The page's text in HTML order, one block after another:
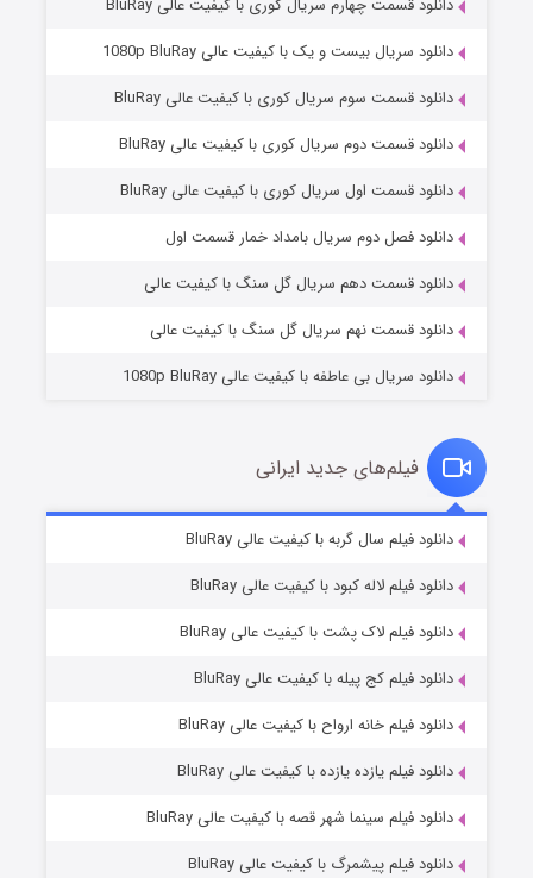
مردگان متحرک: شهر مرده ۳
قسمت۲ (زیرنویس) منتشر شد
قسمت۷ (زیرنویس) منتشر شد
دانلود سریال بیست و یک با کیفیت عالی 1080p BluRay
دانلود قسمت سوم سریال کوری با کیفیت عالی BluRay
دانلود قسمت دوم سریال کوری با کیفیت عالی BluRay
دانلود قسمت اول سریال کوری با کیفیت عالی BluRay
دانلود فصل دوم سریال بامداد خمار قسمت اول
دانلود قسمت دهم سریال گل سنگ با کیفیت عالی
دانلود قسمت نهم سریال گل سنگ با کیفیت عالی
دانلود سریال بی عاطفه با کیفیت عالی 1080p BluRay
فیلم‌های جدید ایرانی
دانلود فیلم سال گربه با کیفیت عالی BluRay
دانلود فیلم لاله کبود با کیفیت عالی BluRay
دانلود فیلم لاک پشت با کیفیت عالی BluRay
دانلود فیلم کج‌ پیله با کیفیت عالی BluRay
دانلود فیلم خانه ارواح با کیفیت عالی BluRay
دانلود فیلم یازده یازده با کیفیت عالی BluRay
دانلود فیلم سینما شهر قصه با کیفیت عالی BluRay
دانلود فیلم پیشمرگ با کیفیت عالی BluRay